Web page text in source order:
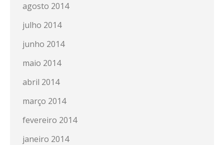
agosto 2014
julho 2014
junho 2014
maio 2014
abril 2014
março 2014
fevereiro 2014
janeiro 2014